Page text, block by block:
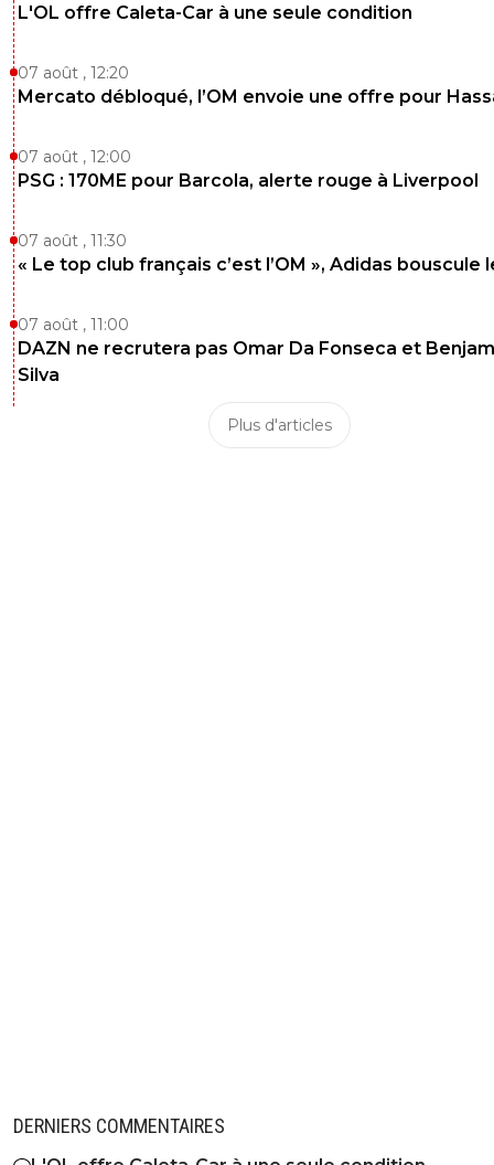
L'OL offre Caleta-Car à une seule condition
07 août , 12:20
Mercato débloqué, l’OM envoie une offre pour
07 août , 12:00
PSG : 170ME pour Barcola, alerte rouge à Liverpool
07 août , 11:30
« Le top club français c’est l’OM », Adidas bouscule
07 août , 11:00
DAZN ne recrutera pas Omar Da Fonseca et
Silva
Plus d'articles
DERNIERS COMMENTAIRES